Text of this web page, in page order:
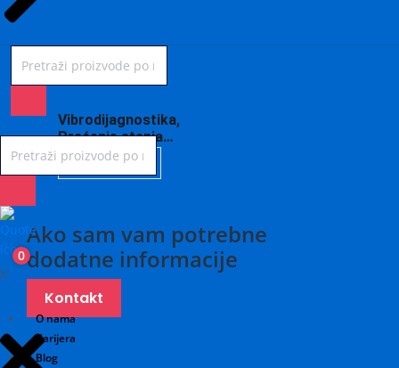
Vibrodijagnostika,
Praćenje stanja…
SAZNAJ VIŠE
Ako sam vam potrebne
dodatne informacije
Kontakt
O nama
Karijera
Blog
0
X